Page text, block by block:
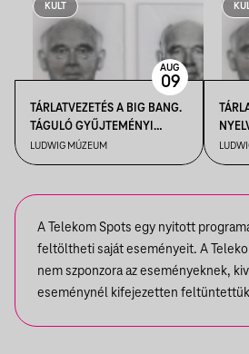
KULT
TÁRLATVEZETÉS A BIG BANG.
TÁGULÓ GYŰJTEMÉNYI
HORIZONTOK CÍMŰ
KIÁLLÍTÁSBAN
LUDWIG MÚZEUM
AUG
09
A Telekom Spots egy nyitott
feltöltheti saját eseményeit. A
nem szponzora az eseményeknek,
eseménynél kifejezetten